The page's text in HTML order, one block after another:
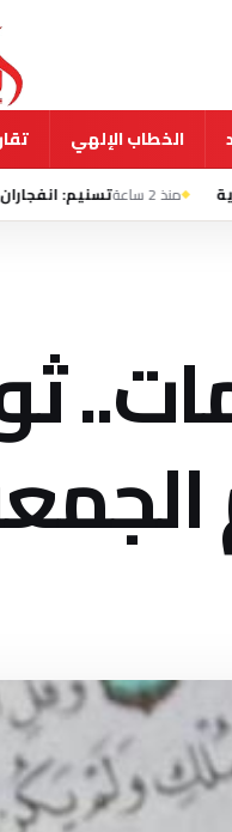
الخطاب الإلهي
انفجاران في قشم خلال